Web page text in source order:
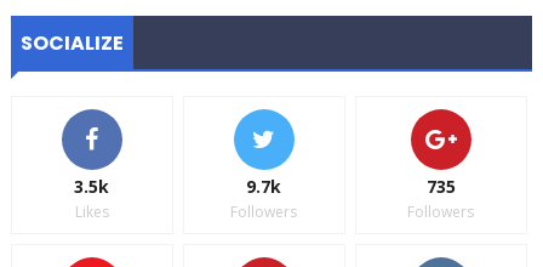
SOCIALIZE
3.5k
Likes
9.7k
Followers
735
Followers